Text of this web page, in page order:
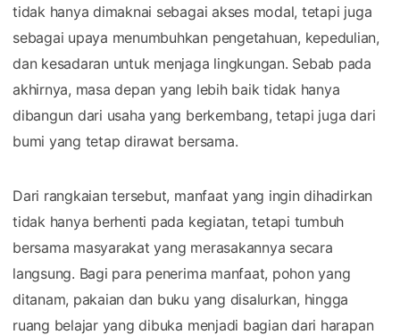
tidak hanya dimaknai sebagai akses modal, tetapi juga
sebagai upaya menumbuhkan pengetahuan, kepedulian,
dan kesadaran untuk menjaga lingkungan. Sebab pada
akhirnya, masa depan yang lebih baik tidak hanya
dibangun dari usaha yang berkembang, tetapi juga dari
bumi yang tetap dirawat bersama.
Dari rangkaian tersebut, manfaat yang ingin dihadirkan
tidak hanya berhenti pada kegiatan, tetapi tumbuh
bersama masyarakat yang merasakannya secara
langsung. Bagi para penerima manfaat, pohon yang
ditanam, pakaian dan buku yang disalurkan, hingga
ruang belajar yang dibuka menjadi bagian dari harapan